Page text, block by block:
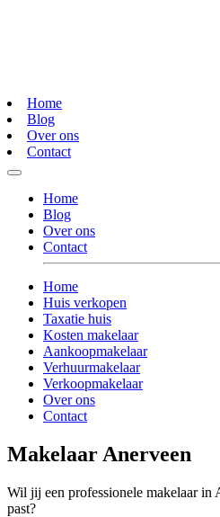
Home
Blog
Over ons
Contact
Home
Blog
Over ons
Contact
Home
Huis verkopen
Taxatie huis
Kosten makelaar
Aankoopmakelaar
Verhuurmakelaar
Verkoopmakelaar
Over ons
Contact
Makelaar Anerveen
Wil jij een professionele makelaar in
past?